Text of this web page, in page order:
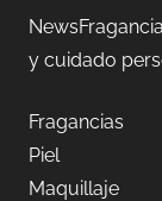
y cuidado
Fragancias
Piel
Maquillaje